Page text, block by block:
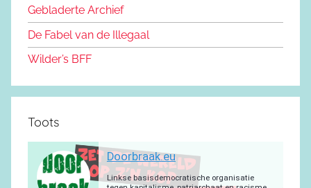
n
o
o
Gebladerte Archief
De Fabel van de Illegaal
Wilder’s BFF
Toots